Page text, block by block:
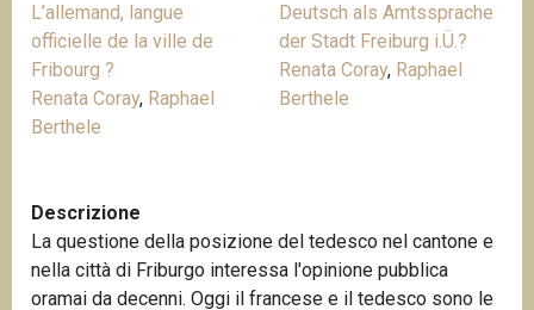
L’allemand, langue
officielle de la ville de
Fribourg ?
Renata Coray, Raphael
Berthele
Deutsch als Amtssprache
der Stadt Freiburg i.Ü.?
Renata Coray, Raphael
Berthele
Descrizione
La questione della posizione del tedesco nel cantone e
nella città di Friburgo interessa l'opinione pubblica
oramai da decenni. Oggi il francese e il tedesco sono le